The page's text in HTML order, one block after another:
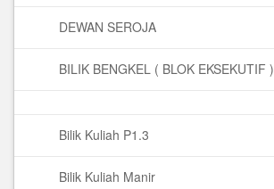
DEWAN SEROJA
BILIK BENGKEL ( BLOK EKSEKUTIF )
Bilik Kuliah P1.3
Bilik Kuliah Manir